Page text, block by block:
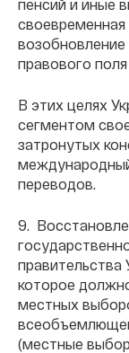
пенсий и иные
своевременная
правового поля
В этих целях
сегментом
затронутых
переводов.
9.
правительства
которое
местных
(местные